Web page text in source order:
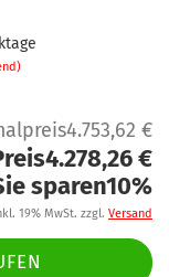
€
€
sparen10%
19% MwSt. zzgl. Versand